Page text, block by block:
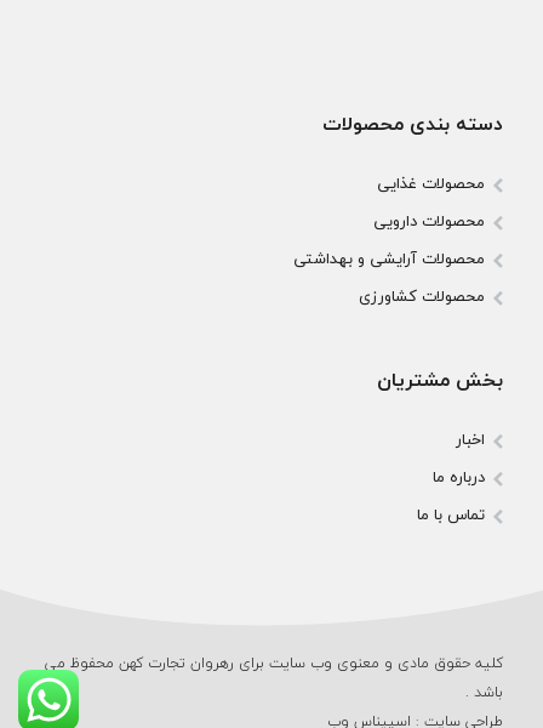
دسته بندی محصولات
محصولات غذایی
محصولات دارویی
محصولات آرایشی و بهداشتی
محصولات کشاورزی
بخش مشتریان
اخبار
درباره ما
تماس با ما
کلیه حقوق مادی و معنوی وب‌ سایت برای رهروان تجارت کهن محفوظ می‌
باشد .
طراحی سایت: اسپیناس وب